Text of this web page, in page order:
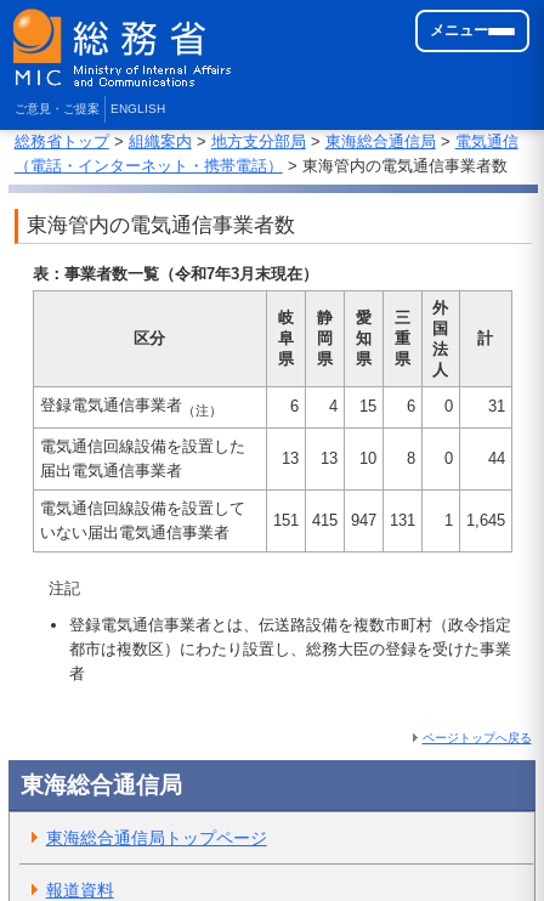
ご意見・ご提案 ENGLISH
メニュー
総務省トップ> 組織案内 > 地方支分部局 > 東海総合通信局 > 電気通信
（電話・インターネット・携帯電話）
> 東海管内の電気通信事業者数
東海管内の電気通信事業者数
表：事業者数一覧（令和7年3月末現在）
区分
岐
阜
県
静
岡
県
愛
知
県
三
重
県
外
国
法
人
計
登録電気通信事業者 （注） 6 4 15 6 0 31
電気通信回線設備を設置した
届出電気通信事業者
13 13 10 8 0 44
電気通信回線設備を設置して
いない届出電気通信事業者
151 415 947 131 1 1,645
注記
登録電気通信事業者とは、伝送路設備を複数市町村（政令指定
都市は複数区）にわたり設置し、総務大臣の登録を受けた事業
者
ページトップへ戻る
東海総合通信局
東海総合通信局トップページ
報道資料